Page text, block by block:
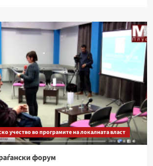
учество во програмите на локалната власт
форум